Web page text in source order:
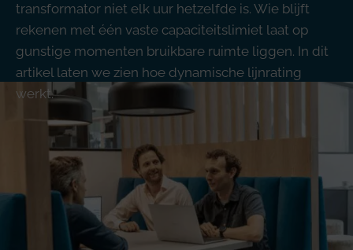
transformator niet elk uur hetzelfde is. Wie blijft
rekenen met één vaste capaciteitslimiet laat op
gunstige momenten bruikbare ruimte liggen. In dit
artikel laten we zien hoe dynamische lijnrating
werkt.